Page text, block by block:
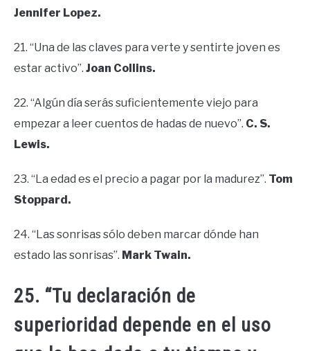
Jennifer Lopez.
21. “Una de las claves para verte y sentirte joven es
estar activo”. Joan Collins.
22. “Algún día serás suficientemente viejo para
empezar a leer cuentos de hadas de nuevo”. C. S.
Lewis.
23. “La edad es el precio a pagar por la madurez”. Tom
Stoppard.
24. “Las sonrisas sólo deben marcar dónde han
estado las sonrisas”. Mark Twain.
25. “Tu declaración de
superioridad depende en el uso